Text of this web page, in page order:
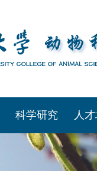
科学研究 人